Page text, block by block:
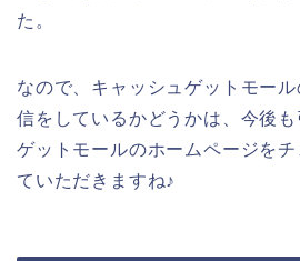
た。
なので、キャッシュゲットモー
信をしているかどうかは、今後も
ゲットモールのホームページを
ていただきますね♪